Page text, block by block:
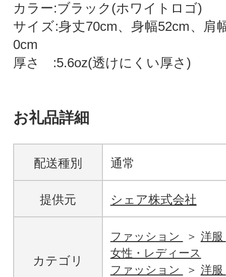
カラー:ブラック(ホワイトロゴ)
サイズ:身丈70cm、身幅52cm、肩
0cm
厚さ :5.6oz(透けにくい厚さ)
お礼品詳細
配送種別 通常
提供元 シェア株式会社
カテゴリ
ファッション
洋服
女性・レディース
ファッション
洋服